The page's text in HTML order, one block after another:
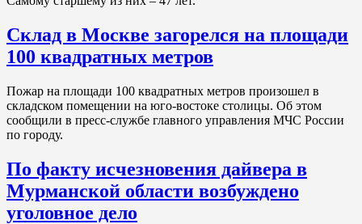
Склад в Москве загорелся на площади
100 квадратных метров
Пожар на площади 100 квадратных метров произошел в
складском помещении на юго-востоке столицы. Об этом
сообщили в пресс-службе главного управления МЧС России
по городу.
По факту исчезновения дайвера в
Мурманской области возбуждено
уголовное дело